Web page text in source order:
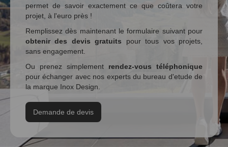
permet de savoir exactement ce que coûtera votre
projet, à l'euro près !
Remplissez dès maintenant le formulaire suivant pour
obtenir des devis gratuits pour tous vos projets,
sans engagement.
Ou prenez simplement rendez-vous téléphonique
pour échanger avec nos experts du bureau d'etude de
la marque Inox Design.
Demande de devis